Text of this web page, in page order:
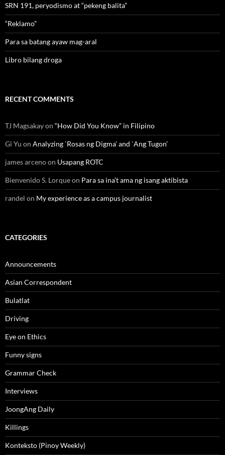
SRN 191, peryodismo at “pekeng balita”
“Reklamo”
Para sa batang ayaw mag-aral
Libro bilang droga
RECENT COMMENTS
TJ Magsakayon “How Did You Know” in Filipino
Gi Yu on Analyzing `Rosas ng Digma’ and `Ang Tugon’
james arcenoon Usapang ROTC
Bienvenido S. Lorqueon Para sa ina’t ama ng isang aktibista
randel on My experience as a campus journalist
CATEGORIES
Announcements
Asian Correspondent
Bulatlat
Driving
Eye on Ethics
Funny signs
Grammar Check
Interviews
JoongAng Daily
Killings
Konteksto (Pinoy Weekly)